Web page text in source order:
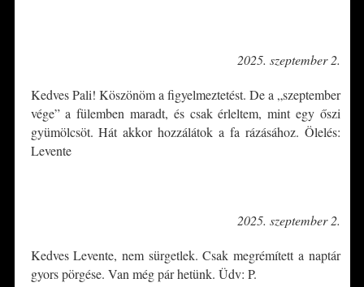
2025. szeptember 2.
Kedves Pali! Köszönöm a figyelmeztetést. De a „szeptember
vége” a fülemben maradt, és csak érleltem, mint egy őszi
gyümölcsöt. Hát akkor hozzálátok a fa rázásához. Ölelés:
Levente
2025. szeptember 2.
Kedves Levente, nem sürgetlek. Csak megrémített a naptár
gyors pörgése. Van még pár hetünk. Üdv: P.